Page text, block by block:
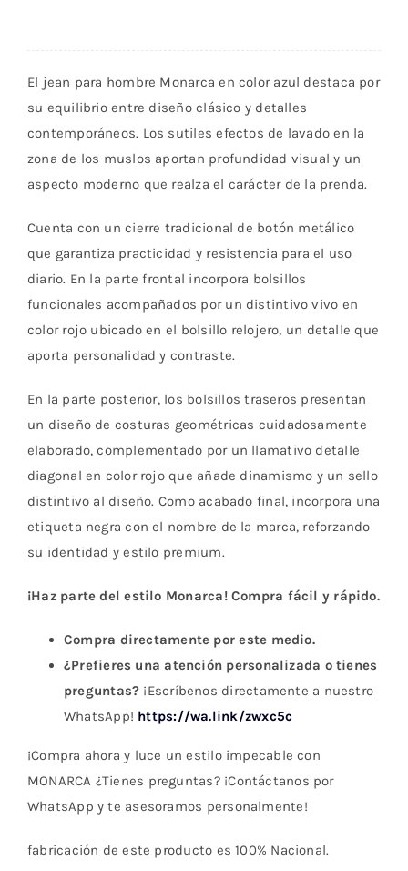
El jean para hombre Monarca en color azul destaca por
su equilibrio entre diseño clásico y detalles
contemporáneos. Los sutiles efectos de lavado en la
zona de los muslos aportan profundidad visual y un
aspecto moderno que realza el carácter de la prenda.
Cuenta con un cierre tradicional de botón metálico
que garantiza practicidad y resistencia para el uso
diario. En la parte frontal incorpora bolsillos
funcionales acompañados por un distintivo vivo en
color rojo ubicado en el bolsillo relojero, un detalle que
aporta personalidad y contraste.
En la parte posterior, los bolsillos traseros presentan
un diseño de costuras geométricas cuidadosamente
elaborado, complementado por un llamativo detalle
diagonal en color rojo que añade dinamismo y un sello
distintivo al diseño. Como acabado final, incorpora una
etiqueta negra con el nombre de la marca, reforzando
su identidad y estilo premium.
¡Haz parte del estilo Monarca! Compra fácil y rápido.
Compra directamente por este medio.
¿Prefieres una atención personalizada o tienes
preguntas? ¡Escríbenos directamente a nuestro
WhatsApp! https://wa.link/zwxc5c
¡Compra ahora y luce un estilo impecable con
MONARCA ¿Tienes preguntas? ¡Contáctanos por
WhatsApp y te asesoramos personalmente!
fabricación de este producto es 100% Nacional.